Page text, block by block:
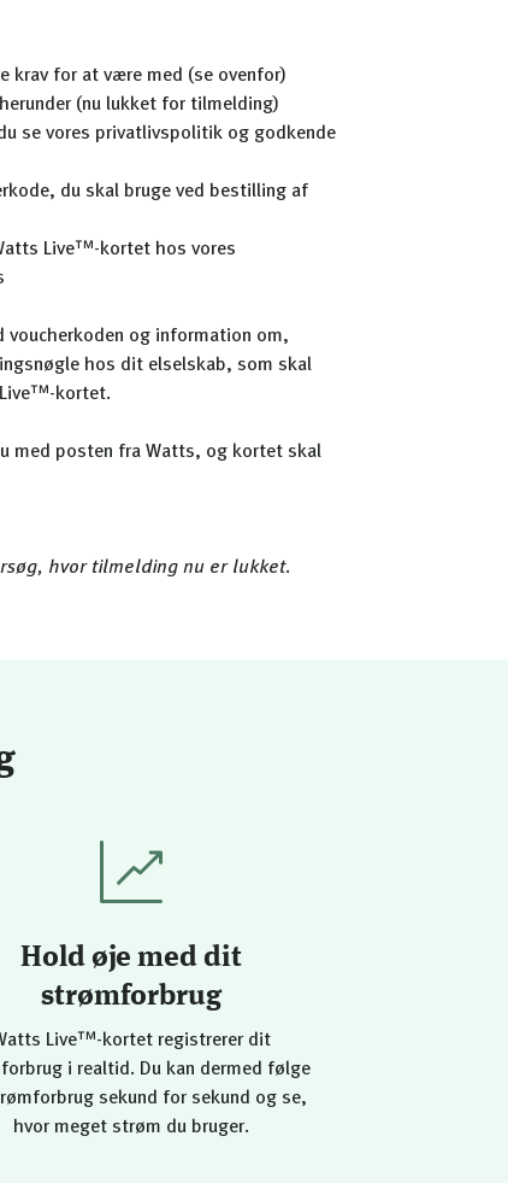
krav for at være med (se ovenfor)
(nu lukket for tilmelding)
se vores privatlivspolitik og godkende
du skal bruge ved bestilling af
Live™-kortet hos vores
voucherkoden og information om,
hos dit elselskab, som skal
kortet.
med posten fra Watts, og kortet skal
hvor tilmelding nu er lukket.
Hold øje med dit
strømforbrug
Live™-kortet registrerer dit
i realtid. Du kan dermed følge
sekund for sekund og se,
hvor meget strøm du bruger.